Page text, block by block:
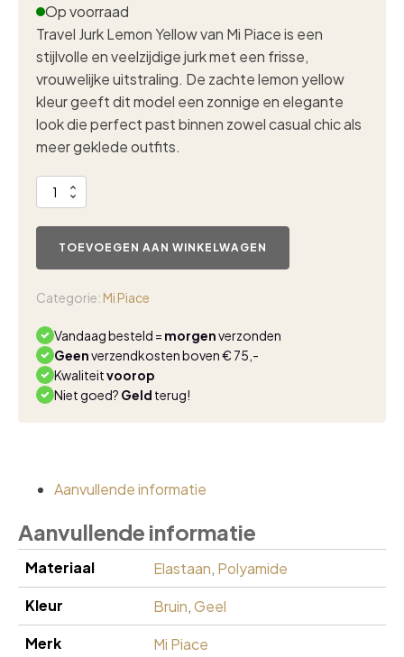
Op voorraad
Travel Jurk Lemon Yellow van Mi Piace is een
stijlvolle en veelzijdige jurk met een frisse,
vrouwelijke uitstraling. De zachte lemon yellow
kleur geeft dit model een zonnige en elegante
look die perfect past binnen zowel casual chic als
meer geklede outfits.
Sjaal
botanical
espresso
aantalTOEVOEGEN AAN WINKELWAGEN
Categorie: Mi Piace
Vandaag besteld = morgenverzonden
Geenverzendkosten boven € 75,-
Kwaliteitvoorop
Niet goed? Geld terug!
Aanvullende informatie
Aanvullende informatie
Materiaal Elastaan, Polyamide
Kleur
Bruin,Geel
Merk
Mi Piace